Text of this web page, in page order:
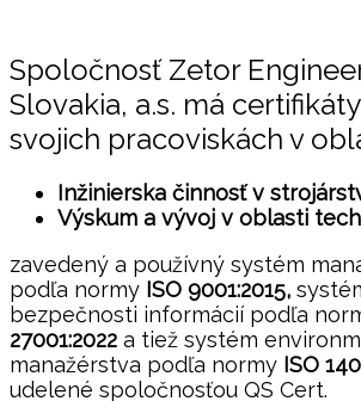
Spoločnosť Zetor
Slovakia, a.s. má
svojich pracoviskách v
Inžinierska činnosť v
Výskum a vývoj v oblasti
zavedený a používný systém
podľa normy ISO 9001:2015,
bezpečnosti informácií podľa
27001:2022 a tiež systém
manažérstva podľa normy ISO
udelené spoločnosťou QS Cert.